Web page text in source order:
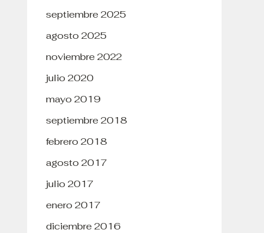
septiembre 2025
agosto 2025
noviembre 2022
julio 2020
mayo 2019
septiembre 2018
febrero 2018
agosto 2017
julio 2017
enero 2017
diciembre 2016